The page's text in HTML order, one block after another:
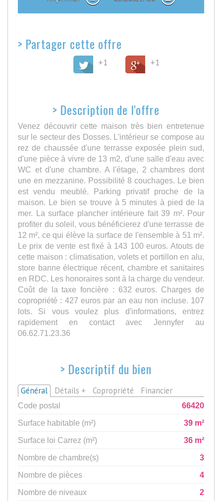
> Partager cette offre
+1 +1
> Description de l'offre
Venez découvrir cette maison très bien entretenue
sur le secteur des Dosses. L'intérieur se compose au
rez de chaussée d'une terrasse exposée plein sud,
d'une pièce à vivre de 13 m2, d'une salle d'eau avec
WC et d'une chambre. A l'étage, 2 chambres dont
une en mezzanine. Possibilité 8 couchages. Le bien
est vendu meublé. Parking privatif proche de la
maison. Le bien se trouve à 5 minutes à pied de la
mer. La surface plancher intérieure fait 39 m². Pour
profiter du soleil, vous bénéficierez d'une terrasse de
12 m², ce qui élève la surface de l'ensemble à 51 m².
Le prix de vente est fixé à 143 100 euros. Atouts de
cette maison : climatisation, volets et portillon en alu,
store banne électrique récent, chambre et sanitaires
en RDC. Les honoraires sont à la charge du vendeur.
Coût de la taxe foncière : 632 euros. Charges de
copropriété : 427 euros par an eau non incluse. 107
lots. Si vous voulez plus d'informations, entrez
rapidement en contact avec Jennyfer au
06.62.71.23.36
> Descriptif du bien
Général Détails + Copropriété Financier
Code postal
66420
Surface habitable (m²)
39 m²
Surface loi Carrez (m²)
36 m²
Nombre de chambre(s)
3
Nombre de pièces
4
Nombre de niveaux
2